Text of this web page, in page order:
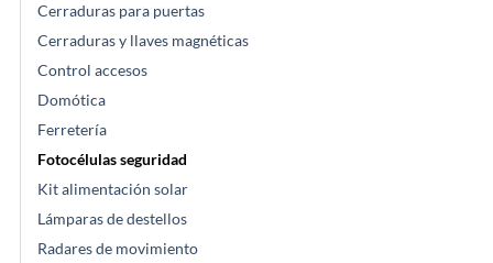
Cerraduras para puertas
Cerraduras y llaves magnéticas
Control accesos
Domótica
Ferretería
Fotocélulas seguridad
Kit alimentación solar
Lámparas de destellos
Radares de movimiento